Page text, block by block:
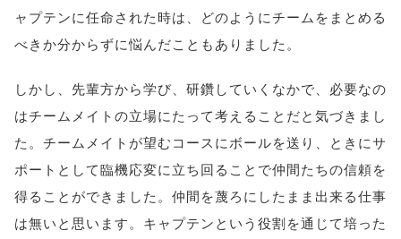
ャプテンに任命された時は、どのようにチームをまとめる
べきか分からずに悩んだこともありました。
しかし、先輩方から学び、研鑽していくなかで、必要なの
はチームメイトの立場にたって考えることだと気づきまし
た。チームメイトが望むコースにボールを送り、ときにサ
ポートとして臨機応変に立ち回ることで仲間たちの信頼を
得ることができました。仲間を蔑ろにしたまま出来る仕事
は無いと思います。キャプテンという役割を通じて培った